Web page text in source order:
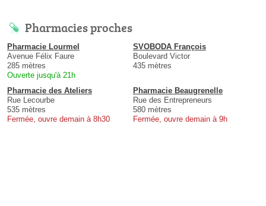
Pharmacies proches
Pharmacie Lourmel
Avenue Félix Faure
285 mètres
Ouverte jusqu'à 21h
SVOBODA François
Boulevard Victor
435 mètres
Pharmacie des Ateliers
Rue Lecourbe
535 mètres
Fermée, ouvre demain à 8h30
Pharmacie Beaugrenelle
Rue des Entrepreneurs
580 mètres
Fermée, ouvre demain à 9h